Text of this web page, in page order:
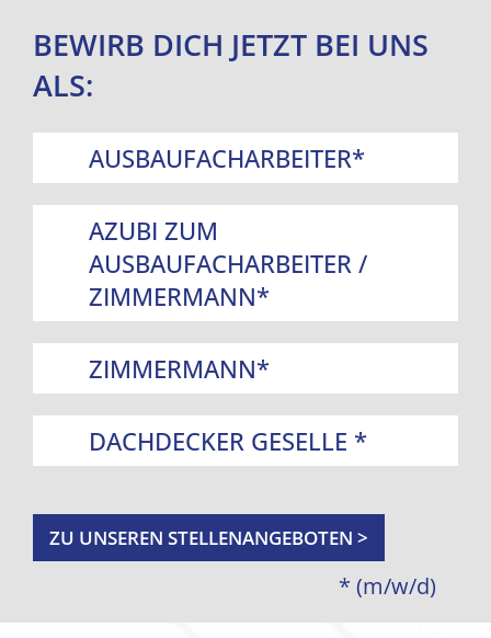
BEWIRB DICH JETZT BEI UNS
ALS:
AUSBAUFACHARBEITER*
AZUBI ZUM
AUSBAUFACHARBEITER /
ZIMMERMANN*
ZIMMERMANN*
DACHDECKER GESELLE *
ZU UNSEREN STELLENANGEBOTEN >
* (m/w/d)